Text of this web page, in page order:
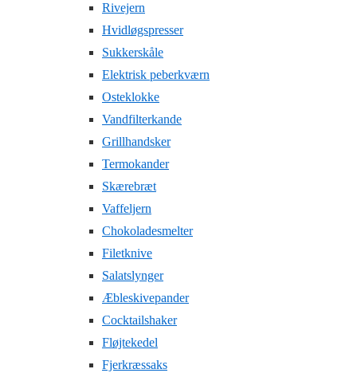
Rivejern
Hvidløgspresser
Sukkerskåle
Elektrisk peberkværn
Osteklokke
Vandfilterkande
Grillhandsker
Termokander
Skærebræt
Vaffeljern
Chokoladesmelter
Filetknive
Salatslynger
Æbleskivepander
Cocktailshaker
Fløjtekedel
Fjerkræssaks